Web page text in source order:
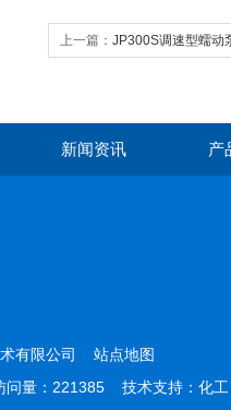
上一篇： JP300S调速型蠕动
新闻资讯 产
术有限公司 站点地图
量：221385 技术支持： 化工